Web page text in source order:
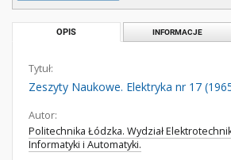
OPIS INFORMACJE
Tytuł:
Zeszyty Naukowe. Elektryka nr 17
Autor:
Politechnika Łódzka. Wydział
Informatyki i Automatyki.